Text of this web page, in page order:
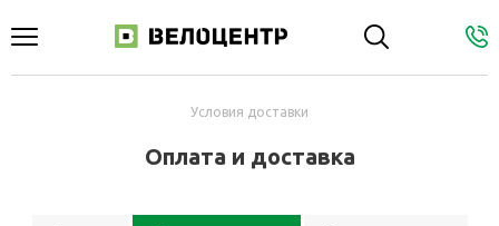
Условия доставки
Оплата и доставка